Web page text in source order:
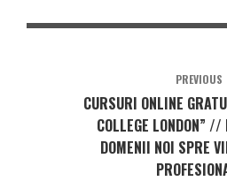
PREVIOUS
CURSURI ONLINE
COLLEGE LONDON” //
DOMENII NOI SPRE